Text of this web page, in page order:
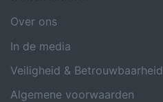
Over ons
In de media
Veiligheid & Betrouwbaarheid
Algemene voorwaarden